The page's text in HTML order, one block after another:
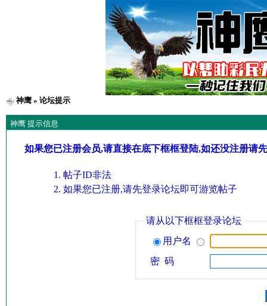
神鹰» 论坛提示
神鹰 提示信息
如果您已注册会员,请直接在底下框框登陆,如还没注册请
帖子ID非法
如果您已注册,请先登录论坛即可游览帖子
请从以下框框登录论坛
用户名
密 码